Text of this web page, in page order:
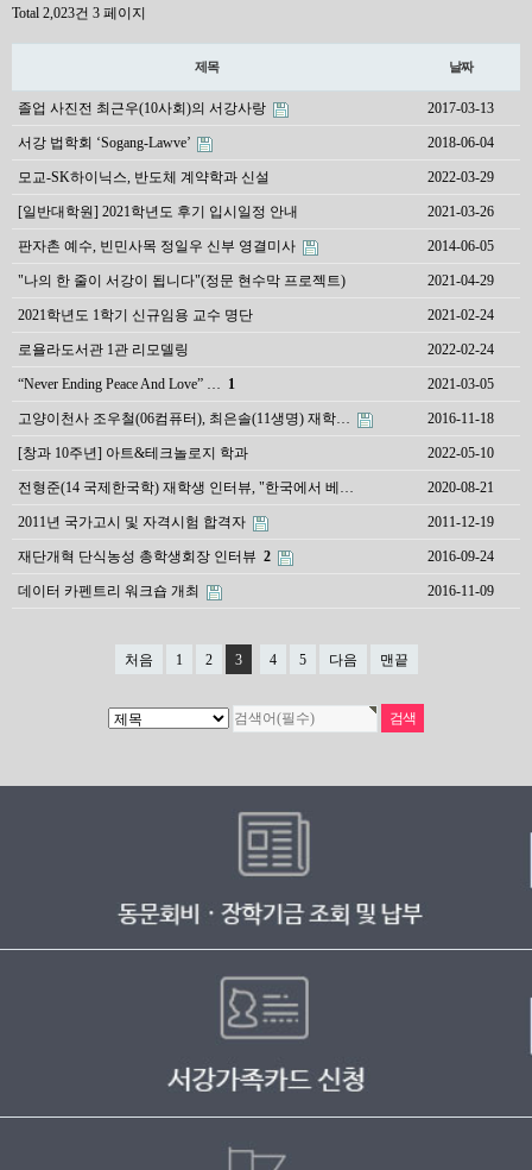
Total 2,023건 3 페이지
제목 날짜
졸업 사진전 최근우(10사회)의 서강사랑 2017-03-13
서강 법학회 ‘Sogang-Lawve’ 2018-06-04
모교-SK하이닉스, 반도체 계약학과 신설 2022-03-29
[일반대학원] 2021학년도 후기 입시일정 안내 2021-03-26
판자촌 예수, 빈민사목 정일우 신부 영결미사 2014-06-05
"나의 한 줄이 서강이 됩니다"(정문 현수막 프로젝트) 2021-04-29
2021학년도 1학기 신규임용 교수 명단 2021-02-24
로욜라도서관 1관 리모델링 2022-02-24
“Never Ending Peace And Love” … 1 2021-03-05
고양이천사 조우철(06컴퓨터), 최은솔(11생명) 재학… 2016-11-18
[창과 10주년] 아트&테크놀로지 학과 2022-05-10
전형준(14 국제한국학) 재학생 인터뷰, "한국에서 베… 2020-08-21
2011년 국가고시 및 자격시험 합격자 2011-12-19
재단개혁 단식농성 총학생회장 인터뷰 2 2016-09-24
데이터 카펜트리 워크숍 개최 2016-11-09
처음 1 2 3 4 5 다음 맨끝